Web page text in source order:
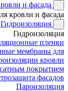
и фасада
кровли и фасада
Гидроизоляция
Гидроизоляция
пленки
мембраны для
кровли
покрытием
фасадов
Пароизоляция